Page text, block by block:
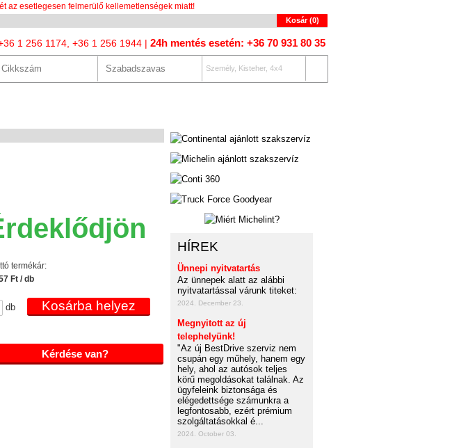
az esetlegesen felmerülő kellemetlenségek miatt!
Kosár (0)
1 256 1174, +36 1 256 1944 | 24h mentés esetén: +36 70 931 80 35
Személy, Kisteher, 4x4
termékár:
Ft / db
db
Kérdése van?
HÍREK
Ünnepi nyitvatartás
Az ünnepek alatt az alábbi
nyitvatartással várunk titeket:
2024. December 23.
Megnyitott az új
telephelyünk!
"Az új BestDrive szerviz nem
csupán egy műhely, hanem egy
hely, ahol az autósok teljes
körű megoldásokat találnak. Az
ügyfeleink biztonsága és
elégedettsége számunkra a
legfontosabb, ezért prémium
szolgáltatásokkal é...
2024. October 03.